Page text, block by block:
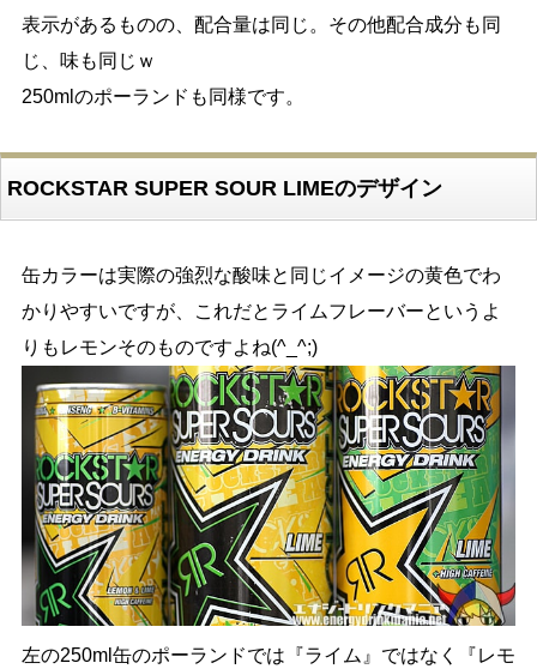
表示があるものの、配合量は同じ。その他配合成分も同
じ、味も同じｗ
250mlのポーランドも同様です。
ROCKSTAR SUPER SOUR LIMEのデザイン
缶カラーは実際の強烈な酸味と同じイメージの黄色でわ
かりやすいですが、これだとライムフレーバーというよ
りもレモンそのものですよね(^_^;)
左の250ml缶のポーランドでは『ライム』ではなく『レモ